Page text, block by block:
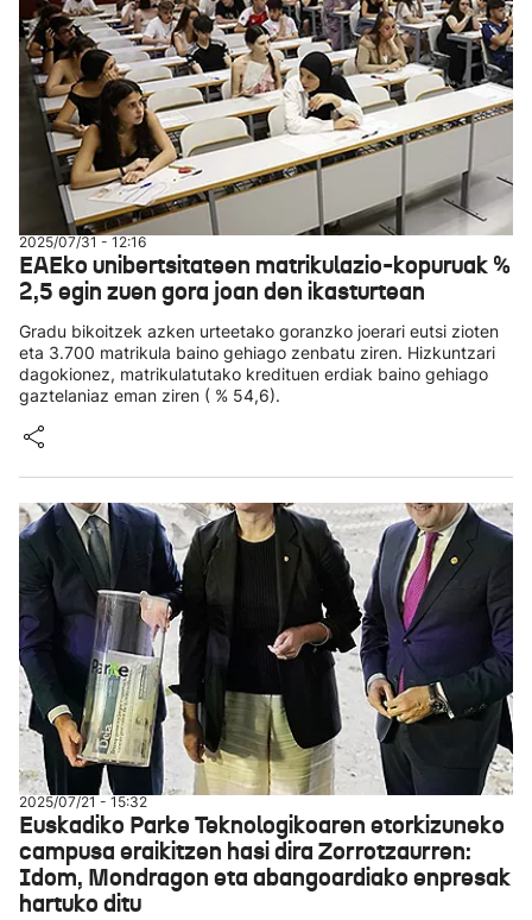
2025/07/31 - 12:16
EAEko unibertsitateen matrikulazio-kopuruak %
2,5 egin zuen gora joan den ikasturtean
Gradu bikoitzek azken urteetako goranzko joerari eutsi zioten
eta 3.700 matrikula baino gehiago zenbatu ziren. Hizkuntzari
dagokionez, matrikulatutako kredituen erdiak baino gehiago
gaztelaniaz eman ziren ( % 54,6).
2025/07/21 - 15:32
Euskadiko Parke Teknologikoaren etorkizuneko
campusa eraikitzen hasi dira Zorrotzaurren:
Idom, Mondragon eta abangoardiako enpresak
hartuko ditu